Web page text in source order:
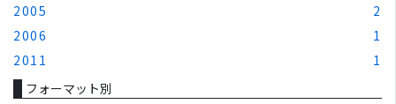
2005
2
2006
1
2011
1
フォーマット別